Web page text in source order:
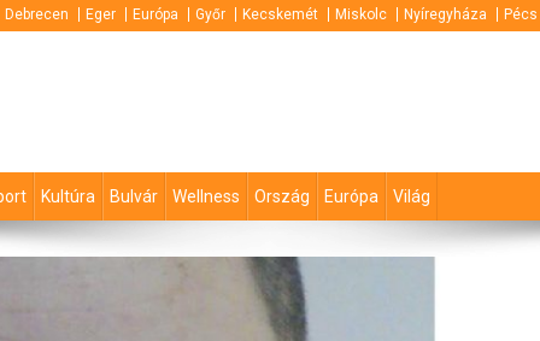
Debrecen Eger Európa Győr Kecskemét Miskolc Nyíregyháza Pécs
Kultúra Bulvár Wellness Ország Európa Világ